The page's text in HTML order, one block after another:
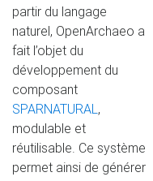
partir du langage
naturel, OpenArchaeo a
fait l’objet du
développement du
composant
SPARNATURAL,
modulable et
réutilisable. Ce système
permet ainsi de générer